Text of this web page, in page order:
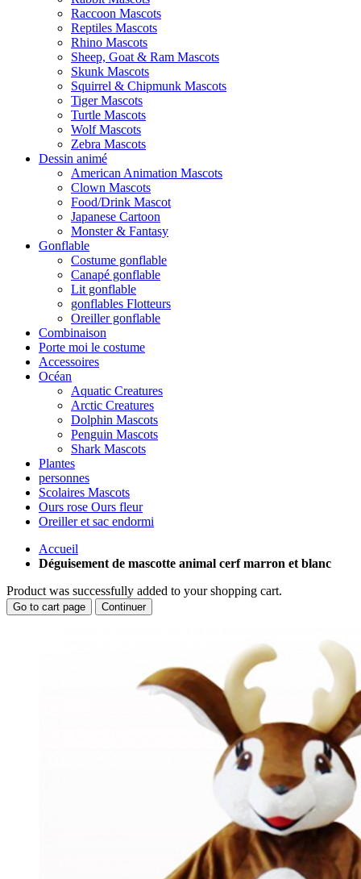
Raccoon Mascots
Reptiles Mascots
Rhino Mascots
Sheep, Goat & Ram Mascots
Skunk Mascots
Squirrel & Chipmunk Mascots
Tiger Mascots
Turtle Mascots
Wolf Mascots
Zebra Mascots
Dessin animé
American Animation Mascots
Clown Mascots
Food/Drink Mascot
Japanese Cartoon
Monster & Fantasy
Gonflable
Costume gonflable
Canapé gonflable
Lit gonflable
gonflables Flotteurs
Oreiller gonflable
Combinaison
Porte moi le costume
Accessoires
Océan
Aquatic Creatures
Arctic Creatures
Dolphin Mascots
Penguin Mascots
Shark Mascots
Plantes
personnes
Scolaires Mascots
Ours rose Ours fleur
Oreiller et sac endormi
Accueil
Déguisement de mascotte animal cerf marron et blanc
Product was successfully added to your shopping cart.
Go to cart page Continuer